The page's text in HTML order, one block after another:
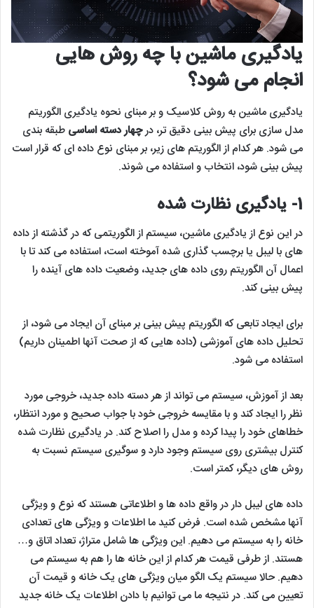
یادگیری ماشین با چه روش هایی
انجام می شود؟
یادگیری ماشین به روش کلاسیک و بر مبنای نحوه یادگیری الگوریتم
مدل سازی برای پیش بینی دقیق تر، درچهار دسته اساسی طبقه بندی
می شود. هر کدام از الگوریتم های زیر، بر مبنای نوع داده ای که قرار است
پیش بینی شود، انتخاب و استفاده می شوند.
1- یادگیری نظارت شده
در این نوع از یادگیری ماشین، سیستم از الگوریتمی که در گذشته از داده
های با لیبل یا برچسب گذاری شده آموخته است، استفاده می کند تا با
اعمال آن الگوریتم روی داده های جدید، وضعیت داده های آینده را
پیش بینی کند.
برای ایجاد تابعی که الگوریتم پیش بینی بر مبنای آن ایجاد می شود، از
تحلیل داده های آموزشی (داده هایی که از صحت آنها اطمینان داریم)
استفاده می شود.
بعد از آموزش، سیستم می تواند از هر دسته داده جدید، خروجی مورد
نظر را ایجاد کند و با مقایسه خروجی خود با جواب صحیح و مورد انتظار،
خطاهای خود را پیدا کرده و مدل را اصلاح کند. در یادگیری نظارت شده
کنترل بیشتری روی سیستم وجود دارد و سوگیری سیستم نسبت به
روش های دیگر، کمتر است.
داده های لیبل دار در واقع داده ها و اطلاعاتی هستند که نوع و ویژگی
آنها مشخص شده است. فرض کنید ما اطلاعات و ویژگی های تعدادی
خانه را به سیستم می دهیم. این ویژگی ها شامل متراژ، تعداد اتاق و…
هستند. از طرفی قیمت هر کدام از این خانه ها را هم به سیستم می
دهیم. حالا سیستم یک الگو میان ویژگی های یک خانه و قیمت آن
تعیین می کند. در نتیجه ما می توانیم با دادن اطلاعات یک خانه جدید